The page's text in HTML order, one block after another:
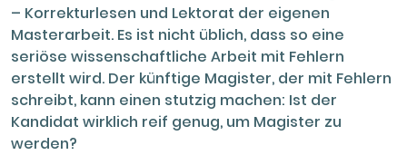
– Korrekturlesen und Lektorat der eigenen
Masterarbeit. Es ist nicht üblich, dass so eine
seriöse wissenschaftliche Arbeit mit Fehlern
erstellt wird. Der künftige Magister, der mit Fehlern
schreibt, kann einen stutzig machen: Ist der
Kandidat wirklich reif genug, um Magister zu
werden?